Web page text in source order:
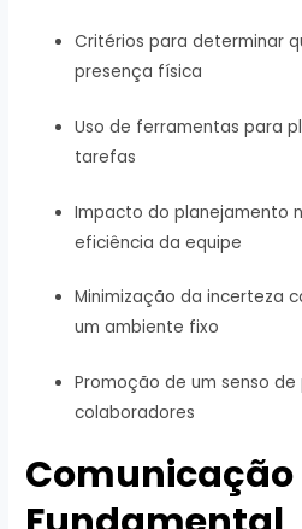
Critérios para determinar
presença física
Uso de ferramentas para
tarefas
Impacto do planejamento
eficiência da equipe
Minimização da incerteza
um ambiente fixo
Promoção de um senso
colaboradores
Comunicação